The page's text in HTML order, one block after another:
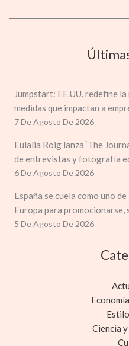
Jumpstart: EE.UU. redefine
medidas que impactan a
7 De Agosto De 2026
Eulalia Roig lanza ‘The
de entrevistas y fotografía
6 De Agosto De 2026
España se cuela como uno
Europa para
5 De Agosto De 2026
Ciencia